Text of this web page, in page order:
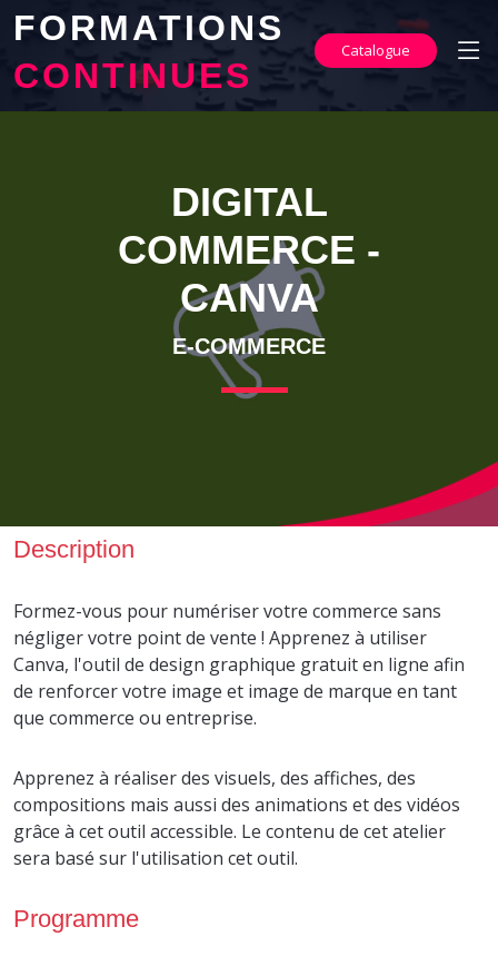
FORMATIONS
CONTINUES
Catalogue
DIGITAL
COMMERCE -
CANVA
E-COMMERCE
Description
Formez-vous pour numériser votre commerce sans
négliger votre point de vente ! Apprenez à utiliser
Canva, l'outil de design graphique gratuit en ligne afin
de renforcer votre image et image de marque en tant
que commerce ou entreprise.
Apprenez à réaliser des visuels, des affiches, des
compositions mais aussi des animations et des vidéos
grâce à cet outil accessible. Le contenu de cet atelier
sera basé sur l'utilisation cet outil.
Programme